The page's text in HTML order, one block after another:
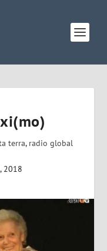
terra, radio global
2018